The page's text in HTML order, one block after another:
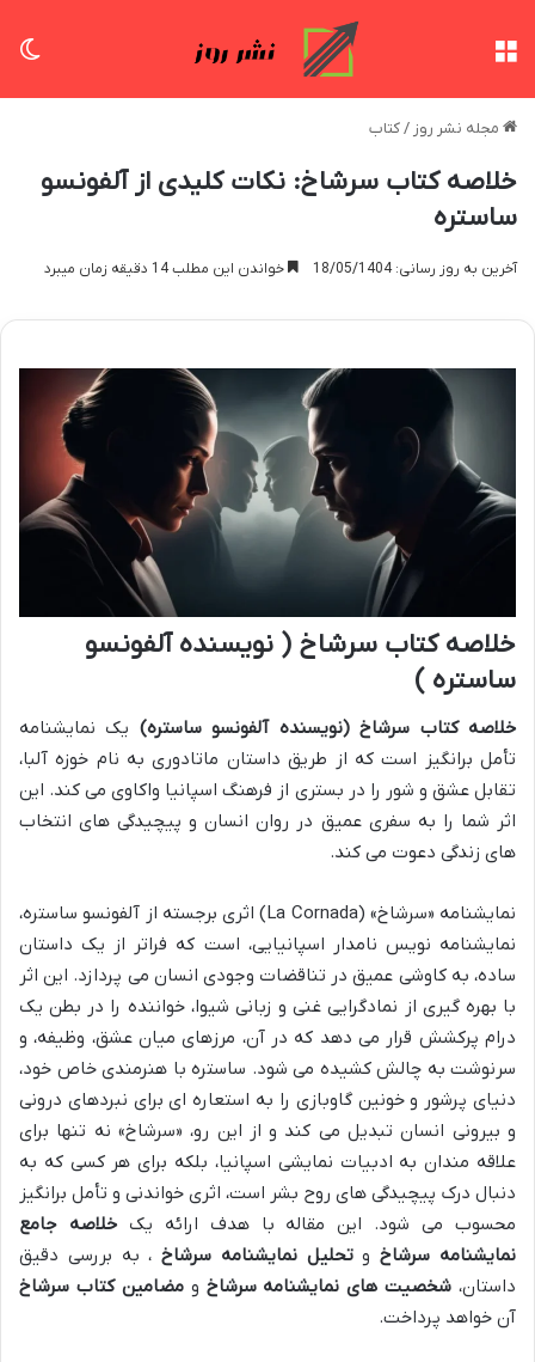
مجله نشر روز /کتاب
خلاصه کتاب سرشاخ: نکات کلیدی از آلفونسو
ساستره
آخرین به روز رسانی: 18/05/1404 خواندن این مطلب 14 دقیقه زمان میبرد
خلاصه کتاب سرشاخ ( نویسنده آلفونسو
ساستره )
خلاصه کتاب سرشاخ (نویسنده آلفونسو ساستره) یک نمایشنامه
تأمل برانگیز است که از طریق داستان ماتادوری به نام خوزه آلبا،
تقابل عشق و شور را در بستری از فرهنگ اسپانیا واکاوی می کند. این
اثر شما را به سفری عمیق در روان انسان و پیچیدگی های انتخاب
های زندگی دعوت می کند.
نمایشنامه «سرشاخ» (La Cornada) اثری برجسته از آلفونسو ساستره،
نمایشنامه نویس نامدار اسپانیایی، است که فراتر از یک داستان
ساده، به کاوشی عمیق در تناقضات وجودی انسان می پردازد. این اثر
با بهره گیری از نمادگرایی غنی و زبانی شیوا، خواننده را در بطن یک
درام پرکشش قرار می دهد که در آن، مرزهای میان عشق، وظیفه، و
سرنوشت به چالش کشیده می شود. ساستره با هنرمندی خاص خود،
دنیای پرشور و خونین گاوبازی را به استعاره ای برای نبردهای درونی
و بیرونی انسان تبدیل می کند و از این رو، «سرشاخ» نه تنها برای
علاقه مندان به ادبیات نمایشی اسپانیا، بلکه برای هر کسی که به
دنبال درک پیچیدگی های روح بشر است، اثری خواندنی و تأمل برانگیز
محسوب می شود. این مقاله با هدف ارائه یکخلاصه جامع
نمایشنامه سرشاخوتحلیل نمایشنامه سرشاخ، به بررسی دقیق
داستان، شخصیت های نمایشنامه سرشاخ ومضامین کتاب سرشاخ
آن خواهد پرداخت.